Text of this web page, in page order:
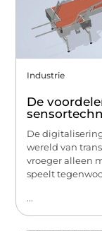
Industrie
De
De
wereld van
vroeger alleen
speelt
...